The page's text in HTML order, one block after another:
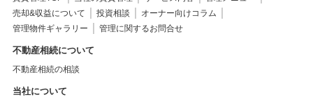
売却&収益について
投資相談
オーナー向けコラム
管理物件ギャラリー
管理に関するお問合せ
不動産相続について
不動産相続の相談
当社について